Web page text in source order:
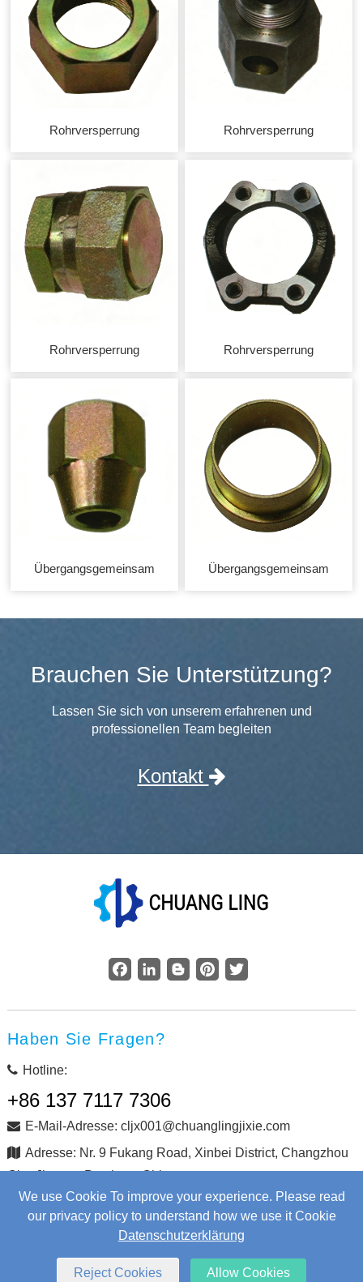
We use Cookie To improve your experience. Please read
our privacy policy to understand how we use it Cookie
Datenschutzerklärung
Reject Cookies Allow Cookies
Rohrversperrung Rohrversperrung
Rohrversperrung Rohrversperrung
Übergangsgemeinsam Übergangsgemeinsam
Brauchen Sie Unterstützung?
Lassen Sie sich von unserem erfahrenen und
professionellen Team begleiten
Kontakt
Facebook
LinkedInBloggerPinterestTwitter
Haben Sie Fragen?
Hotline:
+86 137 7117 7306
E-Mail-Adresse: cljx001@chuanglingjixie.com
Adresse: Nr. 9 Fukang Road, Xinbei District, Changzhou
City, Jiangsu Province, China
Copyright © Changzhou Chuangling Machinery Co., Ltd. Alle
Sitemap Nachrichten RSS XML-Dateien